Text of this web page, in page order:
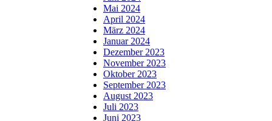
Mai 2024
April 2024
März 2024
Januar 2024
Dezember 2023
November 2023
Oktober 2023
September 2023
August 2023
Juli 2023
Juni 2023